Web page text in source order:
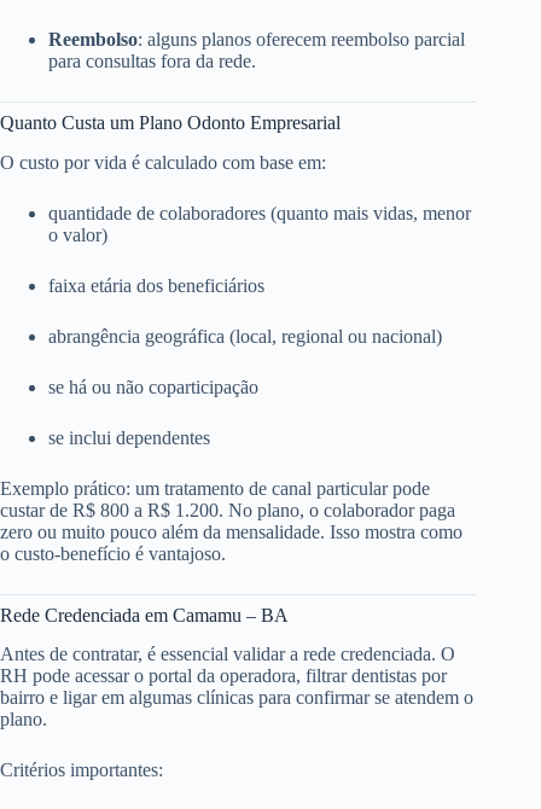
Reembolso: alguns planos oferecem reembolso parcial
para consultas fora da rede.
Quanto Custa um Plano Odonto Empresarial
O custo por vida é calculado com base em:
quantidade de colaboradores (quanto mais vidas, menor
o valor)
faixa etária dos beneficiários
abrangência geográfica (local, regional ou nacional)
se há ou não coparticipação
se inclui dependentes
Exemplo prático: um tratamento de canal particular pode
custar de R$ 800 a R$ 1.200. No plano, o colaborador paga
zero ou muito pouco além da mensalidade. Isso mostra como
o custo-benefício é vantajoso.
Rede Credenciada em Camamu – BA
Antes de contratar, é essencial validar a rede credenciada. O
RH pode acessar o portal da operadora, filtrar dentistas por
bairro e ligar em algumas clínicas para confirmar se atendem o
plano.
Critérios importantes: